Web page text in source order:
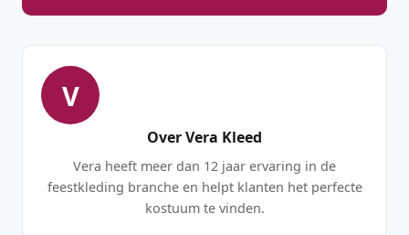
V
Over Vera Kleed
Vera heeft meer dan 12 jaar ervaring in de
feestkleding branche en helpt klanten het perfecte
kostuum te vinden.